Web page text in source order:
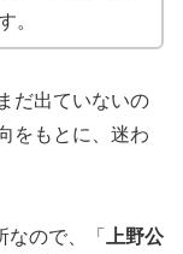
。
だ出ていないの
をもとに、迷わ
ので、「
上野公